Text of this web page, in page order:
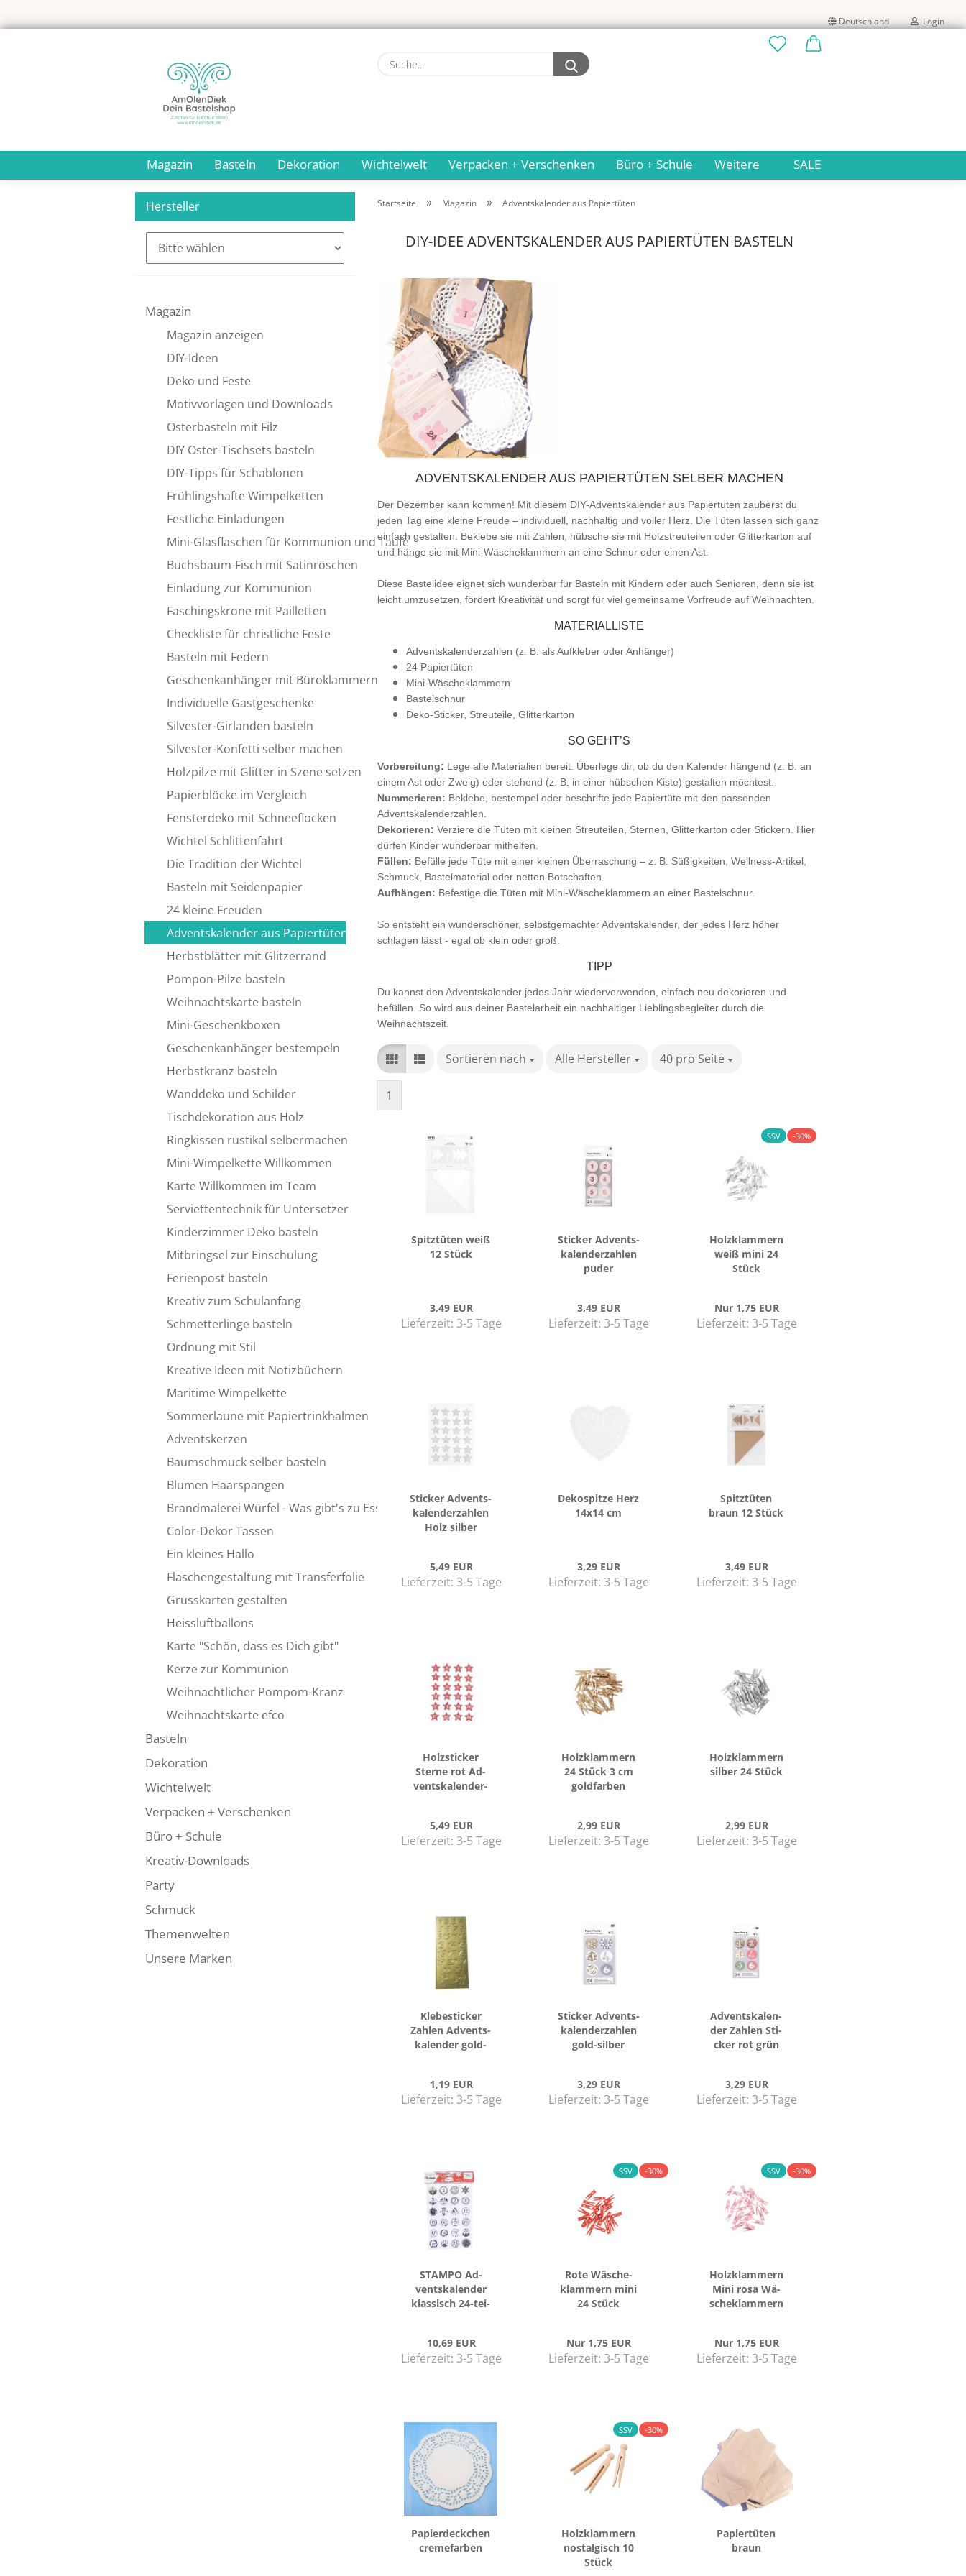
Deutschland Login
Passwort vergessen?
Suche...
Magazin Basteln Dekoration Wichtelwelt Verpacken + Verschenken Büro + Schule SALE
Weitere
Startseite » Magazin » Adventskalender aus Papiertüten
DIY-IDEE ADVENTSKALENDER AUS PAPIERTÜTEN BASTELN
ADVENTSKALENDER AUS PAPIERTÜTEN SELBER MACHEN
Der Dezember kann kommen! Mit diesem DIY-Adventskalender aus Papiertüten zauberst du
jeden Tag eine kleine Freude – individuell, nachhaltig und voller Herz. Die Tüten lassen sich ganz
einfach gestalten: Beklebe sie mit Zahlen, hübsche sie mit Holzstreuteilen oder Glitterkarton auf
und hänge sie mit Mini-Wäscheklammern an eine Schnur oder einen Ast.
Diese Bastelidee eignet sich wunderbar für Basteln mit Kindern oder auch Senioren, denn sie ist
leicht umzusetzen, fördert Kreativität und sorgt für viel gemeinsame Vorfreude auf Weihnachten.
MATERIALLISTE
Adventskalenderzahlen (z. B. als Aufkleber oder Anhänger)
24 Papiertüten
Mini-Wäscheklammern
Bastelschnur
Deko-Sticker, Streuteile, Glitterkarton
SO GEHT’S
Vorbereitung: Lege alle Materialien bereit. Überlege dir, ob du den Kalender hängend (z. B. an
einem Ast oder Zweig) oder stehend (z. B. in einer hübschen Kiste) gestalten möchtest.
Nummerieren: Beklebe, bestempel oder beschrifte jede Papiertüte mit den passenden
Adventskalenderzahlen.
Dekorieren: Verziere die Tüten mit kleinen Streuteilen, Sternen, Glitterkarton oder Stickern. Hier
dürfen Kinder wunderbar mithelfen.
Füllen: Befülle jede Tüte mit einer kleinen Überraschung – z. B. Süßigkeiten, Wellness-Artikel,
Schmuck, Bastelmaterial oder netten Botschaften.
Aufhängen: Befestige die Tüten mit Mini-Wäscheklammern an einer Bastelschnur.
So entsteht ein wunderschöner, selbstgemachter Adventskalender, der jedes Herz höher
schlagen lässt - egal ob klein oder groß.
TIPP
Du kannst den Adventskalender jedes Jahr wiederverwenden, einfach neu dekorieren und
befüllen. So wird aus deiner Bastelarbeit ein nachhaltiger Lieblingsbegleiter durch die
Weihnachtszeit.
Sortieren nach
Sortieren nach Alle Hersteller
pro Seite 40 pro Seite
pro Seite
1
Spitz­tü­ten weiß
12 Stück
3,49 EUR
Lieferzeit: 3-5 Tage
Sti­cker Ad­vents­
ka­len­der­zah­len
puder
3,49 EUR
Lieferzeit: 3-5 Tage
SSV -30%
Holz­klam­mern
weiß mini 24
Stück
Nur 1,75 EUR
Lieferzeit: 3-5 Tage
Sti­cker Ad­vents­
ka­len­der­zah­len
Holz sil­ber
5,49 EUR
Lieferzeit: 3-5 Tage
De­kos­pit­ze Herz
14x14 cm
3,29 EUR
Lieferzeit: 3-5 Tage
Spitz­tü­ten
braun 12 Stück
3,49 EUR
Lieferzeit: 3-5 Tage
Holz­sti­cker
Ster­ne rot Ad­
vents­ka­len­der­
5,49 EUR
Lieferzeit: 3-5 Tage
Holz­klam­mern
24 Stück 3 cm
gold­far­ben
2,99 EUR
Lieferzeit: 3-5 Tage
Holz­klam­mern
sil­ber 24 Stück
2,99 EUR
Lieferzeit: 3-5 Tage
Kle­be­sti­cker
Zah­len Ad­vents­
ka­len­der gold­
1,19 EUR
Lieferzeit: 3-5 Tage
Sti­cker Ad­vents­
ka­len­der­zah­len
gold-​sil­ber
3,29 EUR
Lieferzeit: 3-5 Tage
Ad­vents­ka­len­
der Zah­len Sti­
cker rot grün
3,29 EUR
Lieferzeit: 3-5 Tage
STAM­PO Ad­
vents­ka­len­der
klas­sisch 24-​tei­
10,69 EUR
Lieferzeit: 3-5 Tage
SSV -30%
Rote Wä­sche­
klam­mern mini
24 Stück
Nur 1,75 EUR
Lieferzeit: 3-5 Tage
SSV -30%
Holz­klam­mern
Mini rosa Wä­
sche­klam­mern
Nur 1,75 EUR
Lieferzeit: 3-5 Tage
Pa­pier­deck­chen
creme­far­ben
SSV -30%
Holz­klam­mern
nost­al­gisch 10
Stück
Pa­pier­tü­ten
braun
Hersteller
Magazin
Magazin anzeigen
DIY-Ideen
Deko und Feste
Motivvorlagen und Downloads
Osterbasteln mit Filz
DIY Oster-Tischsets basteln
DIY-Tipps für Schablonen
Frühlingshafte Wimpelketten
Festliche Einladungen
Mini-Glasflaschen für Kommunion und Taufe
Buchsbaum-Fisch mit Satinröschen
Einladung zur Kommunion
Faschingskrone mit Pailletten
Checkliste für christliche Feste
Basteln mit Federn
Geschenkanhänger mit Büroklammern
Individuelle Gastgeschenke
Silvester-Girlanden basteln
Silvester-Konfetti selber machen
Holzpilze mit Glitter in Szene setzen
Papierblöcke im Vergleich
Fensterdeko mit Schneeflocken
Wichtel Schlittenfahrt
Die Tradition der Wichtel
Basteln mit Seidenpapier
24 kleine Freuden
Adventskalender aus Papiertüten
Herbstblätter mit Glitzerrand
Pompon-Pilze basteln
Weihnachtskarte basteln
Mini-Geschenkboxen
Geschenkanhänger bestempeln
Herbstkranz basteln
Wanddeko und Schilder
Tischdekoration aus Holz
Ringkissen rustikal selbermachen
Mini-Wimpelkette Willkommen
Karte Willkommen im Team
Serviettentechnik für Untersetzer
Kinderzimmer Deko basteln
Mitbringsel zur Einschulung
Ferienpost basteln
Kreativ zum Schulanfang
Schmetterlinge basteln
Ordnung mit Stil
Kreative Ideen mit Notizbüchern
Maritime Wimpelkette
Sommerlaune mit Papiertrinkhalmen
Adventskerzen
Baumschmuck selber basteln
Blumen Haarspangen
Brandmalerei Würfel - Was gibt's zu Essen?
Color-Dekor Tassen
Ein kleines Hallo
Flaschengestaltung mit Transferfolie
Grusskarten gestalten
Heissluftballons
Karte "Schön, dass es Dich gibt"
Kerze zur Kommunion
Weihnachtlicher Pompom-Kranz
Weihnachtskarte efco
Basteln
Dekoration
Wichtelwelt
Verpacken + Verschenken
Büro + Schule
Kreativ-Downloads
Party
Schmuck
Themenwelten
Unsere Marken